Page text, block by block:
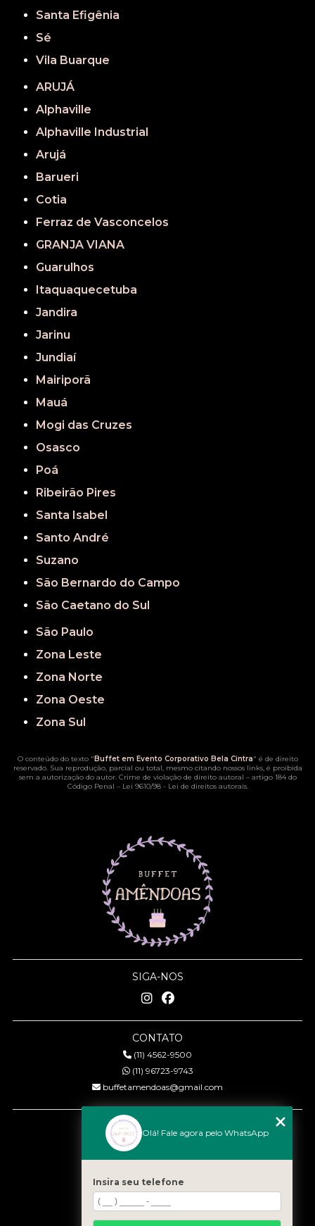
Santa Efigênia
Sé
Vila Buarque
ARUJÁ
Alphaville
Alphaville Industrial
Arujá
Barueri
Cotia
Ferraz de Vasconcelos
GRANJA VIANA
Guarulhos
Itaquaquecetuba
Jandira
Jarinu
Jundiaí
Mairiporã
Mauá
Mogi das Cruzes
Osasco
Poá
Ribeirão Pires
Santa Isabel
Santo André
Suzano
São Bernardo do Campo
São Caetano do Sul
São Paulo
Zona Leste
Zona Norte
Zona Oeste
Zona Sul
O conteúdo do texto "Buffet em Evento Corporativo Bela Cintra" é de direito
reservado. Sua reprodução, parcial ou total, mesmo citando nossos links, é proibida
sem a autorização do autor. Crime de violação de direito autoral – artigo 184 do
Código Penal – Lei 9610/98 - Lei de direitos autorais.
SIGA-NOS
CONTATO
(11) 4562-9500
(11) 96723-9743
buffetamendoas@gmail.com
MENU
Quem somos
Serviços
Eventos
Gastronomia
Olá! Fale agora pelo WhatsApp
Insira seu telefone